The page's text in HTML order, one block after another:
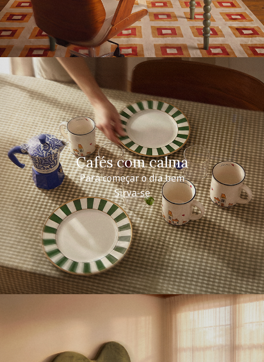
Cafés com calma
Para começar o dia bem
Sirva-se